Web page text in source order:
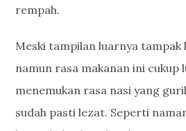
rempah.
Meski tampilan luarnya tampak
namun rasa makanan ini cukup
menemukan rasa nasi yang
sudah pasti lezat. Seperti